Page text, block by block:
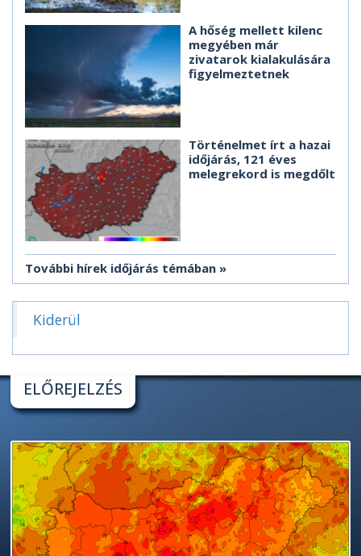
A hőség mellett kilenc
megyében már
zivatarok kialakulására
figyelmeztetnek
Történelmet írt a hazai
időjárás, 121 éves
melegrekord is megdőlt
További hírek időjárás témában
Kiderül
ELŐREJELZÉS